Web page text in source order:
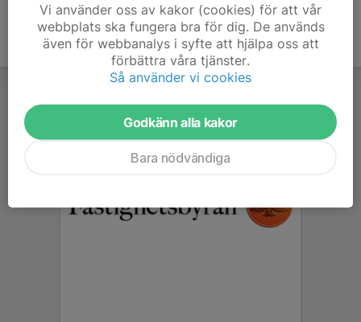
Vi använder oss av kakor (cookies) för att vår
webbplats ska fungera bra för dig. De används
även för webbanalys i syfte att hjälpa oss att
förbättra våra tjänster.
Så använder vi cookies
Godkänn alla kakor
Bara nödvändiga